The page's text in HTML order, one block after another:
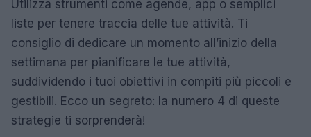
Utilizza strumenti come agende, app o semplici
liste per tenere traccia delle tue attività. Ti
consiglio di dedicare un momento all’inizio della
settimana per pianificare le tue attività,
suddividendo i tuoi obiettivi in compiti più piccoli e
gestibili. Ecco un segreto: la numero 4 di queste
strategie ti sorprenderà!